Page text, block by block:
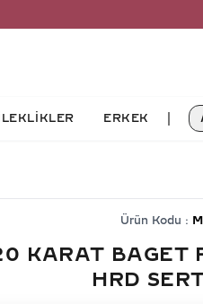
ERKEK
Ürün Kodu :
KARAT BAGET
HRD